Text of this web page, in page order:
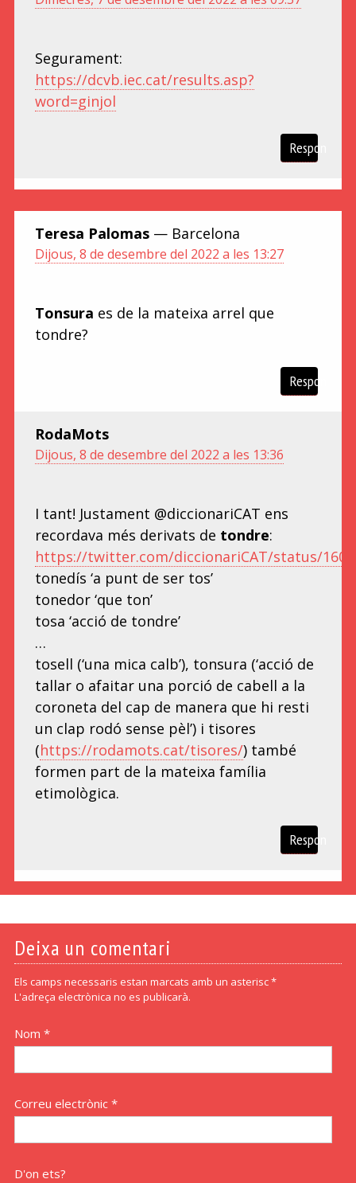
Segurament:
https://dcvb.iec.cat/results.asp?
word=ginjol
Respon
Teresa Palomas — Barcelona
Dijous, 8 de desembre del 2022 a les 13:27
Tonsura es de la mateixa arrel que
tondre?
Respon
RodaMots
Dijous, 8 de desembre del 2022 a les 13:36
I tant! Justament @diccionariCAT ens
recordava més derivats de tondre:
https://twitter.com/diccionariCAT/status/
tonedís ‘a punt de ser tos’
tonedor ‘que ton’
tosa ‘acció de tondre’
…
tosell (‘una mica calb’), tonsura (‘acció de
tallar o afaitar una porció de cabell a la
coroneta del cap de manera que hi resti
un clap rodó sense pèl’) i tisores
(https://rodamots.cat/tisores/) també
formen part de la mateixa família
etimològica.
Respon
Deixa un comentari
Els camps necessaris estan marcats amb un asterisc *
L'adreça electrònica no es publicarà.
Nom *
Correu electrònic *
D'on ets?